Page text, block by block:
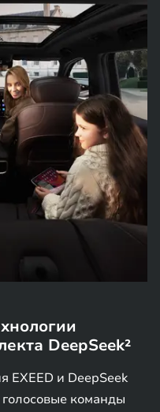
DeepSeek²
EXEED и DeepSeek
голосовые команды